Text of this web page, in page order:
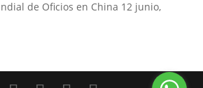
de Oficios en China 12 junio,